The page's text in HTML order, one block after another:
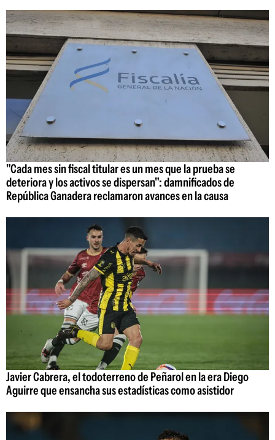
"Cada mes sin fiscal titular es un mes que la prueba se
deteriora y los activos se dispersan": damnificados de
República Ganadera reclamaron avances en la causa
Javier Cabrera, el todoterreno de Peñarol en la era Diego
Aguirre que ensancha sus estadísticas como asistidor